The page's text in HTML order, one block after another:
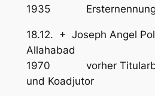
1935 Ersternennung
18.12. + Joseph Angel
Allahabad
1970 vorher
und Koadjutor